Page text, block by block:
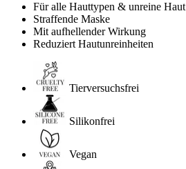
Für alle Hauttypen & unreine Haut
Straffende Maske
Mit aufhellender Wirkung
Reduziert Hautunreinheiten
Tierversuchsfrei
Silikonfrei
Vegan